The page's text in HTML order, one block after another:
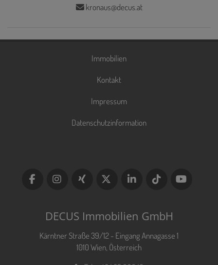
kronaus@decus.at
Immobilien
Kontakt
Impressum
Datenschutzinformation
DECUS Immobilien GmbH
Kärntner Straße 39/12 - Eingang Annagasse 1
1010 Wien, Österreich